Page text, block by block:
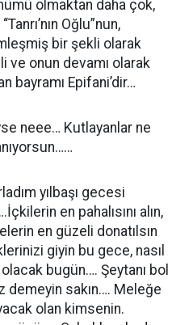
olmaktan daha çok,
Oğlu”nun,
bir şekli olarak
ve onun devamı olarak
bayramı Epifani’dir…
neee… Kutlayanlar ne
yılbaşı gecesi
en pahalısını alın,
en güzeli donatılsın
giyin bu gece, nasıl
bugün…. Şeytanı bol
demeyin sakın…. Meleğe
olan kimsenin.